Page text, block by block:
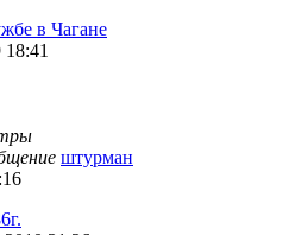
в Чагане
штурман